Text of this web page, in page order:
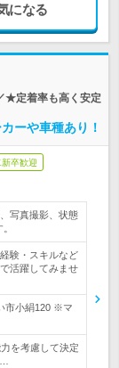
になる
★定着率も高く安定
ーや車種あり！
卒歓迎
写真撮影、状態
験・スキルなど
活躍してみませ
市小絹120 ※マ
を考慮して決定